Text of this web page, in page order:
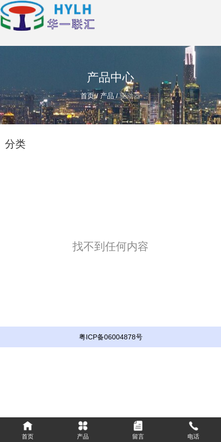
产品中心
首页/ 产品 /驱动器
分类
找不到任何内容
关于我们
产品中心
粤ICP备06004878号
首页 产品 留言 电话